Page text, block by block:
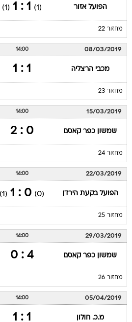
הפועל אזור (1)
1 : 1
(1)
מחזור 22
08/03/2019
14:00
מכבי הרצליה 1 : 1
מחזור 23
15/03/2019
14:00
שמשון כפר קאסם 0 : 2
מחזור 24
22/03/2019
14:00
הפועל בקעת הירדן (0)
0 : 1
(1)
מחזור 25
29/03/2019
14:00
שמשון כפר קאסם 4 : 0
מחזור 26
05/04/2019
14:00
מ.כ. חולון 1 : 1